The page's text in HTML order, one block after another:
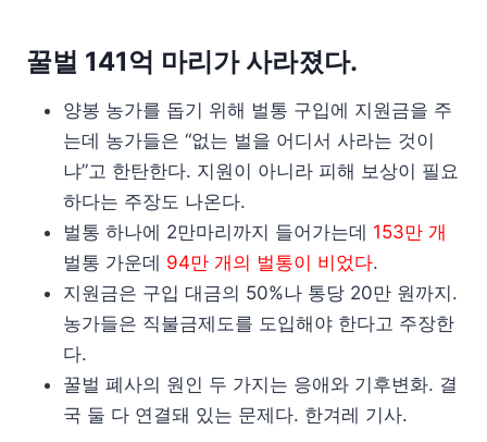
꿀벌 141억 마리가 사라졌다.
양봉 농가를 돕기 위해 벌통 구입에 지원금을 주
는데 농가들은 “없는 벌을 어디서 사라는 것이
냐”고 한탄한다. 지원이 아니라 피해 보상이 필요
하다는 주장도 나온다.
벌통 하나에 2만마리까지 들어가는데 153만 개
벌통 가운데 94만 개의 벌통이 비었다.
지원금은 구입 대금의 50%나 통당 20만 원까지.
농가들은 직불금제도를 도입해야 한다고 주장한
다.
꿀벌 폐사의 원인 두 가지는 응애와 기후변화. 결
국 둘 다 연결돼 있는 문제다. 한겨레 기사.